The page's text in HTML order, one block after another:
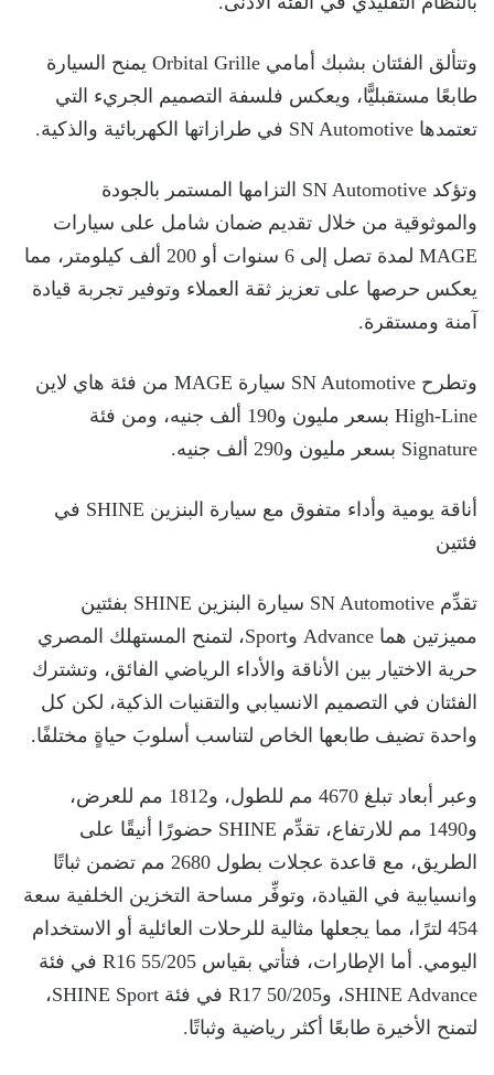
وتتألق الفئتان بشبك أمامي Orbital Grille يمنح السيارة
طابعًا مستقبليًّا، ويعكس فلسفة التصميم الجريء التي
تعتمدها SN Automotive في طرازاتها الكهربائية والذكية.
وتؤكد SN Automotive التزامها المستمر بالجودة
والموثوقية من خلال تقديم ضمان شامل على سيارات
MAGE لمدة تصل إلى 6 سنوات أو 200 ألف كيلومتر، مما
يعكس حرصها على تعزيز ثقة العملاء وتوفير تجربة قيادة
آمنة ومستقرة.
وتطرح SN Automotive سيارة MAGE من فئة هاي لاين
High-Line بسعر مليون و190 ألف جنيه، ومن فئة
Signature بسعر مليون و290 ألف جنيه.
أناقة يومية وأداء متفوق مع سيارة البنزين SHINE في
فئتين
تقدِّم SN Automotive سيارة البنزين SHINE بفئتين
مميزتين هما Advance وSport، لتمنح المستهلك المصري
حرية الاختيار بين الأناقة والأداء الرياضي الفائق، وتشترك
الفئتان في التصميم الانسيابي والتقنيات الذكية، لكن كل
واحدة تضيف طابعها الخاص لتناسب أسلوبَ حياةٍ مختلفًا.
وعبر أبعاد تبلغ 4670 مم للطول، و1812 مم للعرض،
و1490 مم للارتفاع، تقدِّم SHINE حضورًا أنيقًا على
الطريق، مع قاعدة عجلات بطول 2680 مم تضمن ثباتًا
وانسيابية في القيادة، وتوفِّر مساحة التخزين الخلفية سعة
454 لترًا، مما يجعلها مثالية للرحلات العائلية أو الاستخدام
اليومي. أما الإطارات، فتأتي بقياس R16 55/205 في فئة
SHINE Advance، وR17 50/205 في فئة SHINE Sport،
لتمنح الأخيرة طابعًا أكثر رياضية وثباتًا.